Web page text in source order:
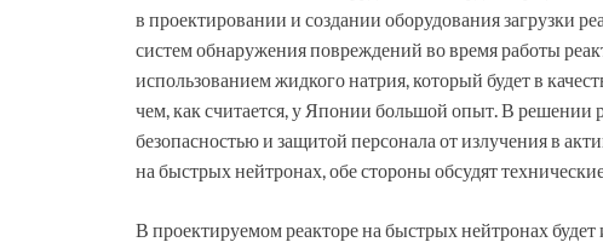
в проектировании и создании оборудования загрузки
систем обнаружения повреждений во время работы
использованием жидкого натрия, который будет в
чем, как считается, у Японии большой опыт. В решении
безопасностью и защитой персонала от излучения в
на быстрых нейтронах, обе стороны обсудят
В проектируемом реакторе на быстрых нейтронах будет